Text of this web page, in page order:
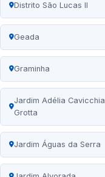
Distrito São Lucas II
Geada
Graminha
Jardim Adélia Cavicchia
Grotta
Jardim Águas da Serra